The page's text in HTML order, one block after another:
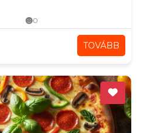
0
TOVÁBB